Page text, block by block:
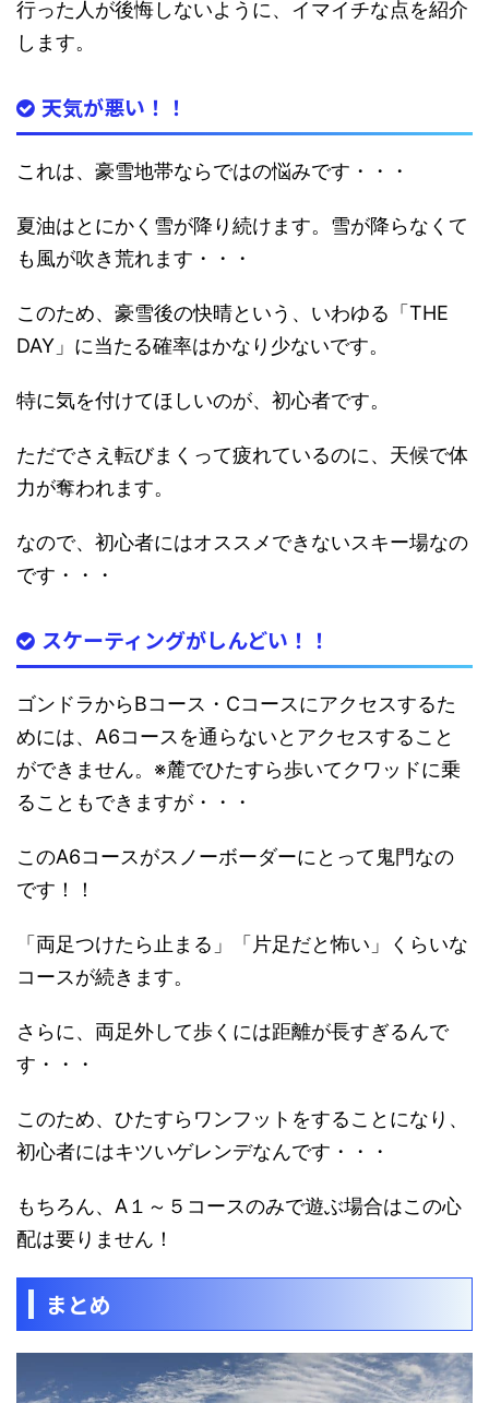
行った人が後悔しないように、イマイチな点を紹介
します。
天気が悪い！！
これは、豪雪地帯ならではの悩みです・・・
夏油はとにかく雪が降り続けます。雪が降らなくて
も風が吹き荒れます・・・
このため、豪雪後の快晴という、いわゆる「THE
DAY」に当たる確率はかなり少ないです。
特に気を付けてほしいのが、初心者です。
ただでさえ転びまくって疲れているのに、 天候で体
力が奪われます。
なので、初心者にはオススメできないスキー場なの
です・・・
スケーティングがしんどい！！
ゴンドラからBコース・Cコースにアクセスするた
めには、A6コースを通らないとアクセスすること
ができません。※麓でひたすら歩いてクワッドに乗
ることもできますが・・・
このA6コースがスノーボーダーにとって鬼門なの
です！！
「両足つけたら止まる」「片足だと怖い」くらいな
コースが続きます。
さらに、両足外して歩くには距離が長すぎるんで
す・・・
このため、 ひたすらワンフットをすることになり、
初心者にはキツいゲレンデなんです・・・
もちろん、A１～５コースのみで遊ぶ場合はこの心
配は要りません！
まとめ